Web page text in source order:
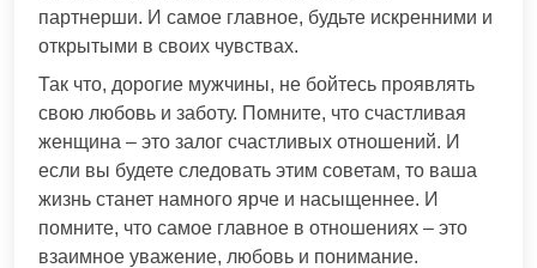
партнерши. И самое главное, будьте искренними и
открытыми в своих чувствах.
Так что, дорогие мужчины, не бойтесь проявлять
свою любовь и заботу. Помните, что счастливая
женщина – это залог счастливых отношений. И
если вы будете следовать этим советам, то ваша
жизнь станет намного ярче и насыщеннее. И
помните, что самое главное в отношениях – это
взаимное уважение, любовь и понимание.